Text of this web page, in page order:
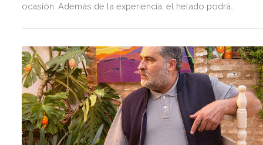
ocasión. Además de la experiencia, el helado podrá
venta de Olimpro.